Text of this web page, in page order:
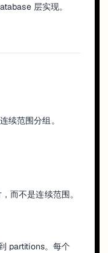
层实现。
续范围分组。
而不是连续范围。
partitions。每个